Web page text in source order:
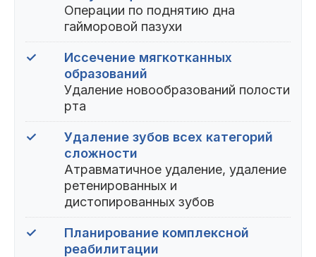
Операции по поднятию дна
гайморовой пазухи
✓
Иссечение мягкотканных
образований
Удаление новообразований полости
рта
✓
Удаление зубов всех категорий
сложности
Атравматичное удаление, удаление
ретенированных и
дистопированных зубов
✓
Планирование комплексной
реабилитации